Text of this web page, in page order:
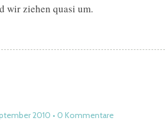
wir ziehen quasi um.
2010 0 Kommentare